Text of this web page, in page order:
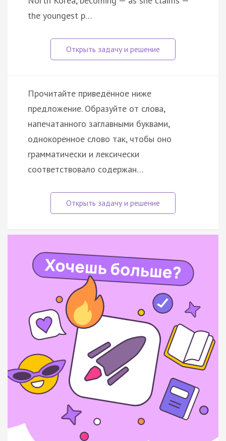
the youngest p…
Прочитайте приведённое ниже
предложение. Образуйте от слова,
напечатанного заглавными буквами,
однокоренное слово так, чтобы оно
грамматически и лексически
соответствовало содержан…